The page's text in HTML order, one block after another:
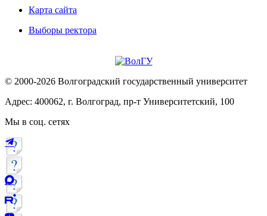
Карта сайта
Выборы ректора
© 2000-2026 Волгоградский государственный университет
Адрес: 400062, г. Волгоград, пр-т Университетский, 100
Мы в соц. сетях